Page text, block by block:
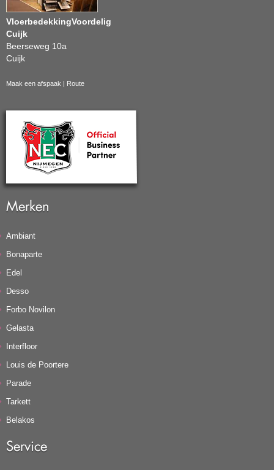
VloerbedekkingVoordelig
Cuijk
Beerseweg 10a
Cuijk
Maak een afspaak | Route
Merken
Ambiant
Bonaparte
Edel
Desso
Forbo Novilon
Gelasta
Interfloor
Louis de Poortere
Parade
Tarkett
Belakos
Service